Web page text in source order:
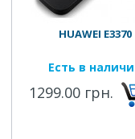
HUAWEI E3370
Есть в
1299.00 грн.